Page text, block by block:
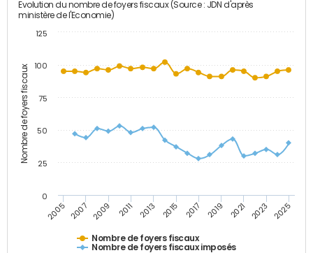
Nombre de foyers fiscaux
Evolution du nombre de foyers fiscaux (Source : JDN d'après
ministère de l'Economie)
Nombre de foyers fiscaux
Nombre de foyers fiscaux imposés
2005 2007 2009 2011 2013 2015 2017 2019 2021 2023 2025
0
25
50
75
100
125